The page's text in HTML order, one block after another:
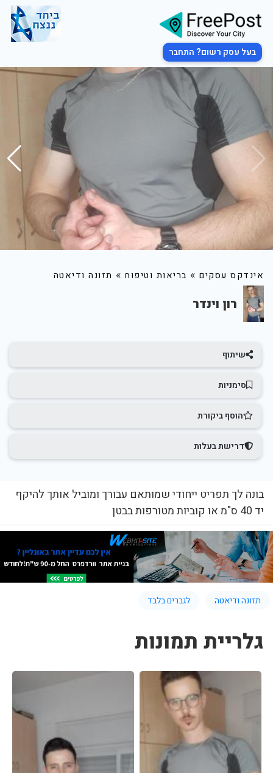
בעל עסק רשום? התחבר
אינדקס עסקים » בריאות וטיפוח » תזונה ודיאטה
רון וינדר
שיתוף
סימניות
הוסף ביקורת
דרישת בעלות
בונה לך תפריט ייחודי שמותאם עבורך ומוביל אותך להיקף
יד 40 ס"מ או קוביות מטורפות בבטן
תזונה ודיאטה לגברים בלבד
גלריית תמונות